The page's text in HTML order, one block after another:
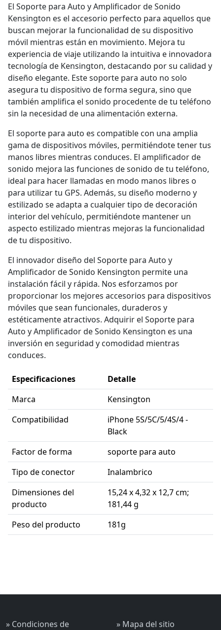
El Soporte para Auto y Amplificador de Sonido
Kensington es el accesorio perfecto para aquellos que
buscan mejorar la funcionalidad de su dispositivo
móvil mientras están en movimiento. Mejora tu
experiencia de viaje utilizando la intuitiva e innovadora
tecnología de Kensington, destacando por su calidad y
diseño elegante. Este soporte para auto no solo
asegura tu dispositivo de forma segura, sino que
también amplifica el sonido procedente de tu teléfono
sin la necesidad de una alimentación externa.
El soporte para auto es compatible con una amplia
gama de dispositivos móviles, permitiéndote tener tus
manos libres mientras conduces. El amplificador de
sonido mejora las funciones de sonido de tu teléfono,
ideal para hacer llamadas en modo manos libres o
para utilizar tu GPS. Además, su diseño moderno y
estilizado se adapta a cualquier tipo de decoración
interior del vehículo, permitiéndote mantener un
aspecto estilizado mientras mejoras la funcionalidad
de tu dispositivo.
El innovador diseño del Soporte para Auto y
Amplificador de Sonido Kensington permite una
instalación fácil y rápida. Nos esforzamos por
proporcionar los mejores accesorios para dispositivos
móviles que sean funcionales, duraderos y
estéticamente atractivos. Adquirir el Soporte para
Auto y Amplificador de Sonido Kensington es una
inversión en seguridad y comodidad mientras
conduces.
Especificaciones
Detalle
Marca
Kensington
Compatibilidad
iPhone 5S/5C/5/4S/4 -
Black
Factor de forma
soporte para auto
Tipo de conector
Inalambrico
Dimensiones del
producto
15,24 x 4,32 x 12,7 cm;
181,44 g
Peso del producto
181g
» Condiciones de » Mapa del sitio